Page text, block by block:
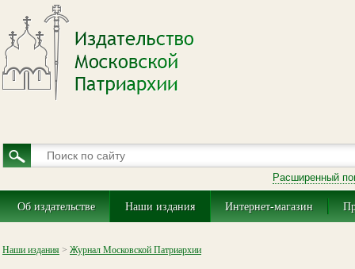
Расширенный
Об издательстве Наши издания Интернет-магазин
Наши издания > Журнал Московской Патриархии